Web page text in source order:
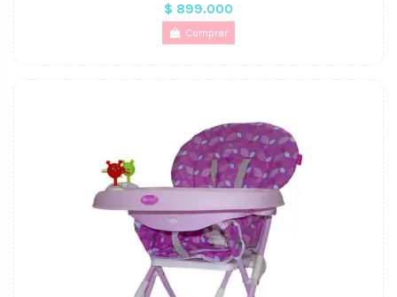
$ 899.000
Comprar